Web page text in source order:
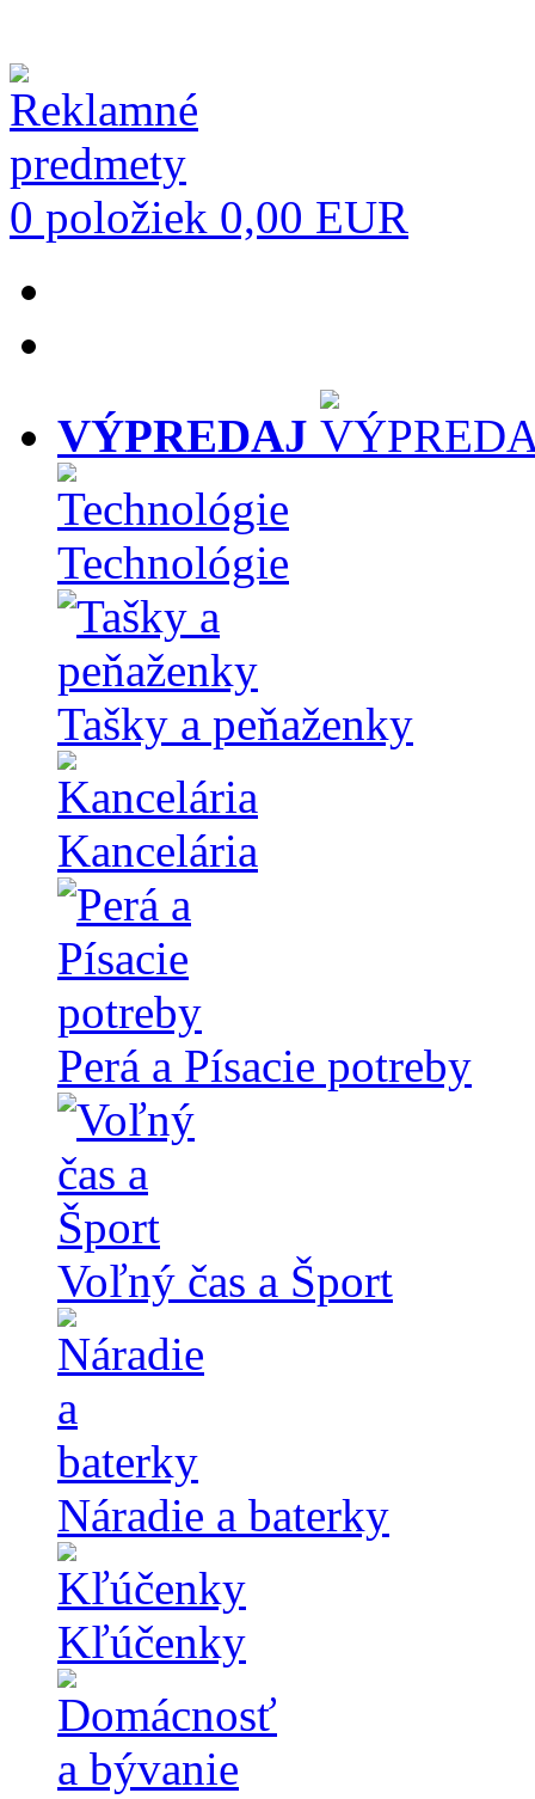
0 položiek 0,00 EUR
VÝPREDAJ
Technológie
Tašky a peňaženky
Kancelária
Perá a Písacie potreby
Voľný čas a Šport
Náradie a baterky
Kľúčenky